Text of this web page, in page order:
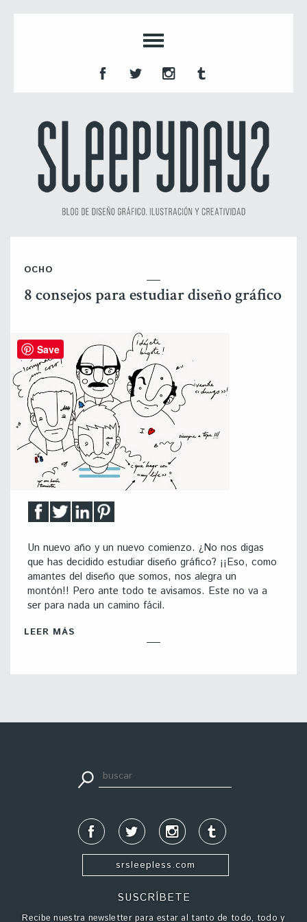
OCHO
8 consejos para estudiar diseño gráfico
Un nuevo año y un nuevo comienzo. ¿No nos digas
que has decidido estudiar diseño gráfico? ¡¡Eso, como
amantes del diseño que somos, nos alegra un
montón!! Pero ante todo te avisamos. Este no va a
ser para nada un camino fácil.
LEER MÁS
srsleepless.com
SUSCRÍBETE
Recibe nuestra newsletter para estar al tanto de todo, todo y
Save